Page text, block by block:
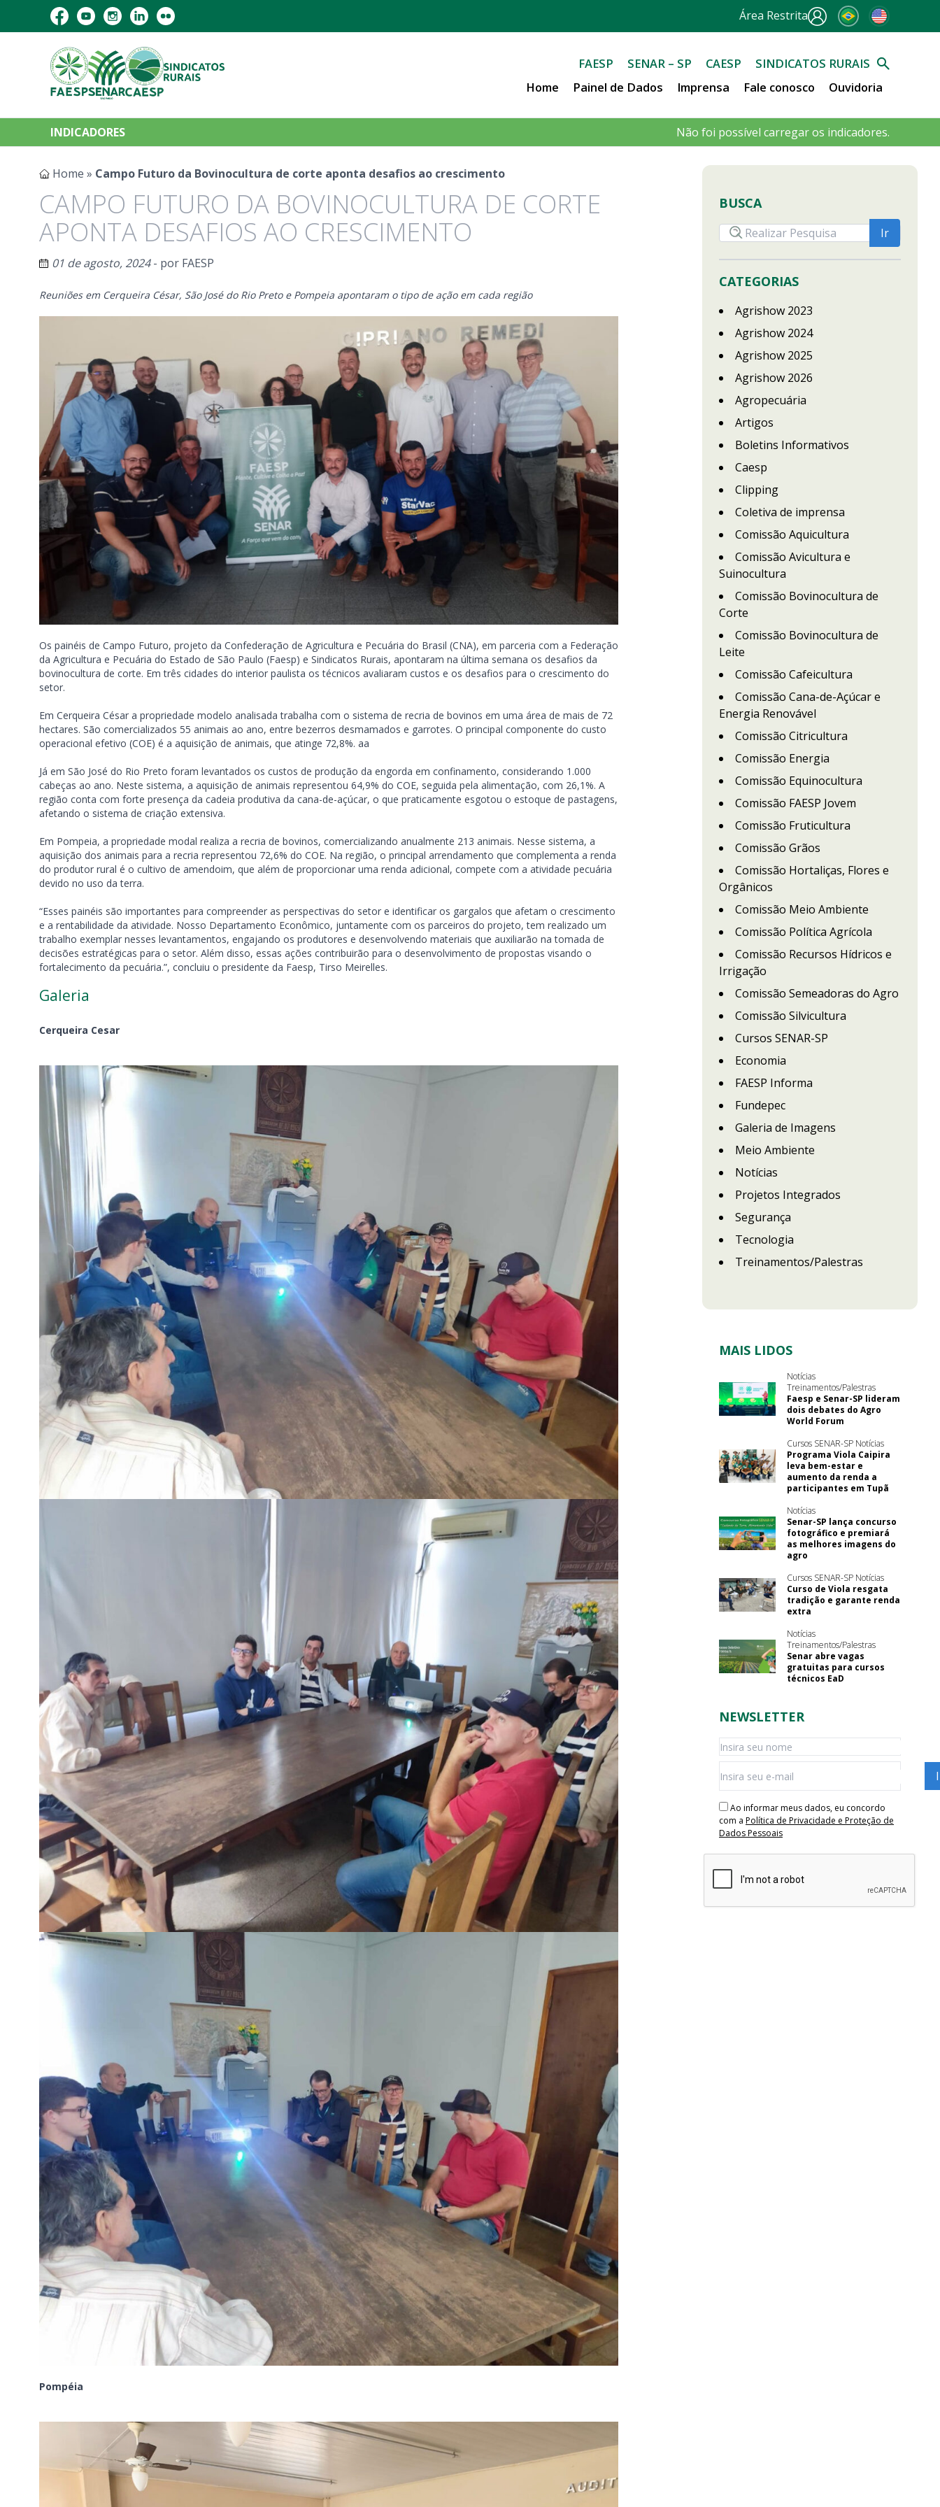
Área Restrita
FAESP SENAR – SP CAESP
SINDICATOS RURAIS
Home
Painel de Dados Imprensa Fale conosco Ouvidoria
INDICADORES Não foi possível carregar os indicadores.
Home » Campo Futuro da Bovinocultura de corte aponta desafios ao crescimento
CAMPO FUTURO DA BOVINOCULTURA DE CORTE
APONTA DESAFIOS AO CRESCIMENTO
01 de agosto, 2024- por FAESP
Reuniões em Cerqueira César, São José do Rio Preto e Pompeia apontaram o tipo de ação em cada região
Os painéis de Campo Futuro, projeto da Confederação de Agricultura e Pecuária do Brasil (CNA), em parceria com a Federação
da Agricultura e Pecuária do Estado de São Paulo (Faesp) e Sindicatos Rurais, apontaram na última semana os desafios da
bovinocultura de corte. Em três cidades do interior paulista os técnicos avaliaram custos e os desafios para o crescimento do
setor.
Em Cerqueira César a propriedade modelo analisada trabalha com o sistema de recria de bovinos em uma área de mais de 72
hectares. São comercializados 55 animais ao ano, entre bezerros desmamados e garrotes. O principal componente do custo
operacional efetivo (COE) é a aquisição de animais, que atinge 72,8%. aa
Já em São José do Rio Preto foram levantados os custos de produção da engorda em confinamento, considerando 1.000
cabeças ao ano. Neste sistema, a aquisição de animais representou 64,9% do COE, seguida pela alimentação, com 26,1%. A
região conta com forte presença da cadeia produtiva da cana-de-açúcar, o que praticamente esgotou o estoque de pastagens,
afetando o sistema de criação extensiva.
Em Pompeia, a propriedade modal realiza a recria de bovinos, comercializando anualmente 213 animais. Nesse sistema, a
aquisição dos animais para a recria representou 72,6% do COE. Na região, o principal arrendamento que complementa a renda
do produtor rural é o cultivo de amendoim, que além de proporcionar uma renda adicional, compete com a atividade pecuária
devido no uso da terra.
“Esses painéis são importantes para compreender as perspectivas do setor e identificar os gargalos que afetam o crescimento
e a rentabilidade da atividade. Nosso Departamento Econômico, juntamente com os parceiros do projeto, tem realizado um
trabalho exemplar nesses levantamentos, engajando os produtores e desenvolvendo materiais que auxiliarão na tomada de
decisões estratégicas para o setor. Além disso, essas ações contribuirão para o desenvolvimento de propostas visando o
fortalecimento da pecuária.”, concluiu o presidente da Faesp, Tirso Meirelles.
Galeria
Cerqueira Cesar
Pompéia
BUSCA
CATEGORIAS
Agrishow 2023
Agrishow 2024
Agrishow 2025
Agrishow 2026
Agropecuária
Artigos
Boletins Informativos
Caesp
Clipping
Coletiva de imprensa
Comissão Aquicultura
Comissão Avicultura e
Suinocultura
Comissão Bovinocultura de
Corte
Comissão Bovinocultura de
Leite
Comissão Cafeicultura
Comissão Cana-de-Açúcar e
Energia Renovável
Comissão Citricultura
Comissão Energia
Comissão Equinocultura
Comissão FAESP Jovem
Comissão Fruticultura
Comissão Grãos
Comissão Hortaliças, Flores e
Orgânicos
Comissão Meio Ambiente
Comissão Política Agrícola
Comissão Recursos Hídricos e
Irrigação
Comissão Semeadoras do Agro
Comissão Silvicultura
Cursos SENAR-SP
Economia
FAESP Informa
Fundepec
Galeria de Imagens
Meio Ambiente
Notícias
Projetos Integrados
Segurança
Tecnologia
Treinamentos/Palestras
MAIS LIDOS
Notícias
Treinamentos/Palestras
Faesp e Senar-SP lideram
dois debates do Agro
World Forum
Cursos SENAR-SP Notícias
Programa Viola Caipira
leva bem-estar e
aumento da renda a
participantes em Tupã
Notícias
Senar-SP lança concurso
fotográfico e premiará
as melhores imagens do
agro
Cursos SENAR-SP Notícias
Curso de Viola resgata
tradição e garante renda
extra
Notícias
Treinamentos/Palestras
Senar abre vagas
gratuitas para cursos
técnicos EaD
NEWSLETTER
Ao informar meus dados, eu concordo
com a Política de Privacidade e Proteção de
Dados Pessoais